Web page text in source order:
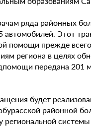
ряда районных
Этот
помощи прежде
региона в целях
передана 201
будет
районной
региональной